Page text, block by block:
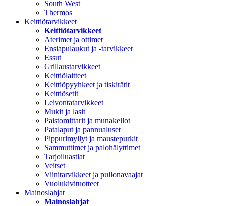
South West
Thermos
Keittiötarvikkeet
Keittiötarvikkeet
Aterimet ja ottimet
Ensiapulaukut ja -tarvikkeet
Essut
Grillaustarvikkeet
Keittiölaitteet
Keittiöpyyhkeet ja tiskirätit
Keittiösetit
Leivontatarvikkeet
Mukit ja lasit
Paistomittarit ja munakellot
Patalaput ja pannualuset
Pippurimyllyt ja maustepurkit
Sammuttimet ja palohälyttimet
Tarjoiluastiat
Veitset
Viinitarvikkeet ja pullonavaajat
Vuolukivituotteet
Mainoslahjat
Mainoslahjat